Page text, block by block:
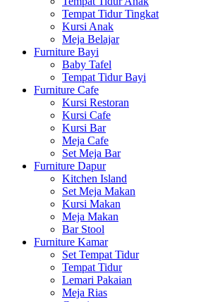
Tempat Tidur Tingkat
Kursi Anak
Meja Belajar
Furniture Bayi
Baby Tafel
Tempat Tidur Bayi
Furniture Cafe
Kursi Restoran
Kursi Cafe
Kursi Bar
Meja Cafe
Set Meja Bar
Furniture Dapur
Kitchen Island
Set Meja Makan
Kursi Makan
Meja Makan
Bar Stool
Furniture Kamar
Set Tempat Tidur
Tempat Tidur
Lemari Pakaian
Meja Rias